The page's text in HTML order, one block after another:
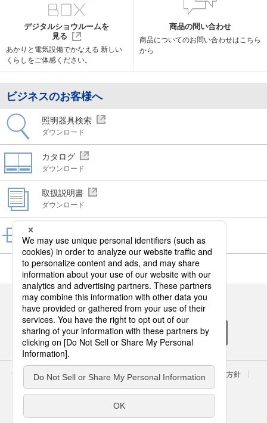
デジタルショウルームを
見る
あかりと電気設備でかなえる 新しい
くらしをご体感ください。
商品の問い合わせ
商品についてのお問い合わせはこちら
から
ビジネスのお客様へ
照明器具検索
ダウンロード
カタログ
ダウンロード
取扱説明書
ダウンロード
ダウンロード
パナソニックの電気設備のSNSアカウント
サイトのご利用にあたって クッキーポリシー
個人情報保護方針
パナソニック ホールディングス
Area/Country
パナソニック エレクトリックワークス株式会社